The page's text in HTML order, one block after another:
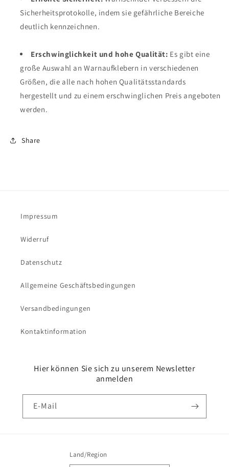
Sicherheitsprotokolle, indem sie gefährliche Bereiche
deutlich kennzeichnen.
Erschwinglichkeit und hohe Qualität: Es gibt eine
große Auswahl an Warnaufklebern in verschiedenen
Größen, die alle nach hohen Qualitätsstandards
hergestellt und zu einem erschwinglichen Preis angeboten
werden.
Share
Impressum
Widerruf
Datenschutz
Allgemeine Geschäftsbedingungen
Versandbedingungen
Kontaktinformation
Hier können Sie sich zu unserem Newsletter
anmelden
E-Mail
Land/Region